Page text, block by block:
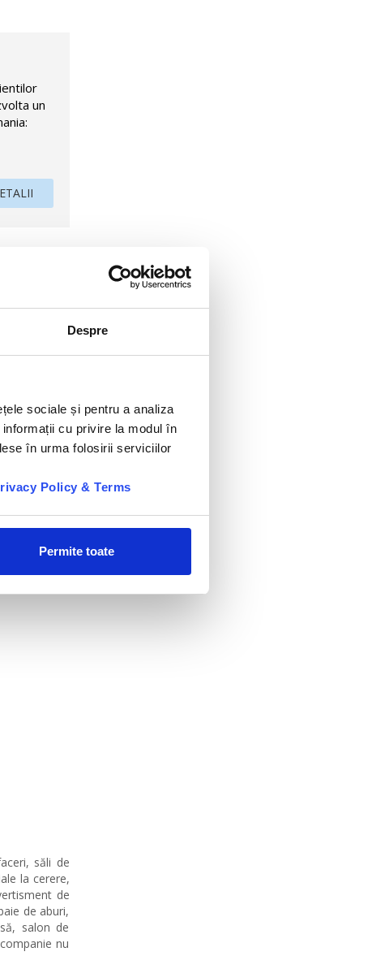
Despre
sociale și pentru a analiza
cu privire la modul în
în urma folosirii serviciilor
Policy & Terms
Permite toate
un
săli de
la cerere,
de
de aburi,
salon de
nu